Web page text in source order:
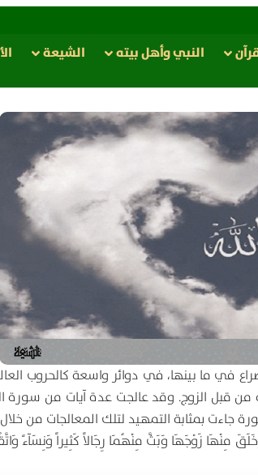
النبي وأهل بيته الشيعة
في ما بينها، في دوائر واسعة كالحروب
من قبل الزوج. وقد عالجت عدة آيات من
جاءت بمثابة التمهيد لتلك المعالجات من
زَوْجَهَا وَبَثَّ مِنْهُمَا رِجَالاً كَثِيراً وَنِسَآءً